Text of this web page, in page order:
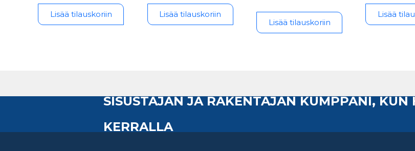
Lisää tilauskoriin Lisää tilauskoriin
Lisää tilauskoriin
Lisää
SISUSTAJAN JA RAKENTAJAN KUMPPANI, KUN
KERRALLA